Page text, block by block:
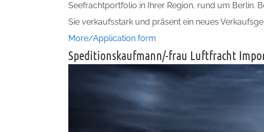
Seefrachtportfolio in Ihrer Region, rund um Berlin.
Sie verkaufsstark und präsent ein neues
More/Application form
Speditionskaufmann/-frau Luftfracht